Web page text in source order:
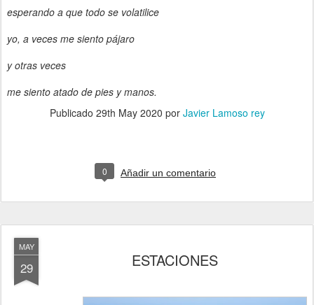
esperando a que todo se volatilice
yo, a veces me siento pájaro
y otras veces
me siento atado de pies y manos.
Publicado 29th May 2020 por Javier Lamoso rey
0 Añadir un comentario
MAY
29 ESTACIONES